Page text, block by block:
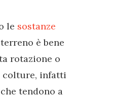
le sostanze
è bene
rotazione o
colture, infatti
tendono a